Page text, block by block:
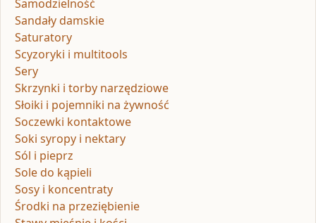
Samodzielność
Sandały damskie
Saturatory
Scyzoryki i multitools
Sery
Skrzynki i torby narzędziowe
Słoiki i pojemniki na żywność
Soczewki kontaktowe
Soki syropy i nektary
Sól i pieprz
Sole do kąpieli
Sosy i koncentraty
Środki na przeziębienie